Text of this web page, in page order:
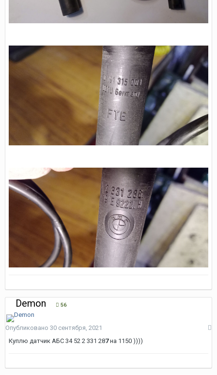
Demon 56
Опубликовано 30 сентября, 2021
Куплю датчик АБС 34 52 2 331 287на 1150 ))))